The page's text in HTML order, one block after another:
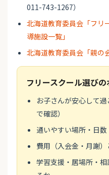
011-743-1267）
北海道教育委員会「フリ
導施設一覧」
北海道教育委員会「親の
フリースクール選びの
お子さんが安心して
で確認）
通いやすい場所・日数
費用（入会金・月謝
学習支援・居場所・